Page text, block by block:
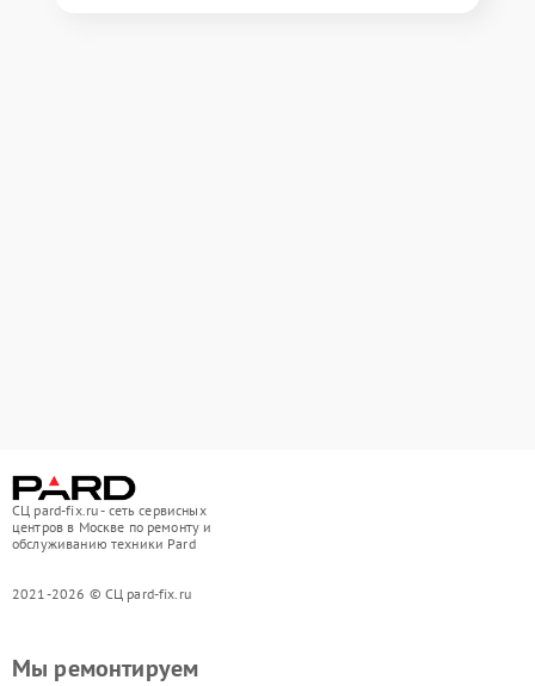
СЦ pard-fix.ru - сеть сервисных
центров в Москве по ремонту и
обслуживанию техники Pard
2021-2026 © СЦ pard-fix.ru
Мы ремонтируем